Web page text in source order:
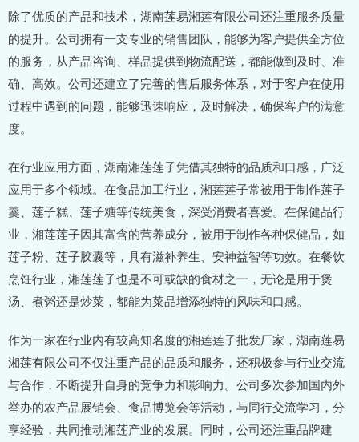
除了优质的产品和技术，湖南莲易湘莲有限公司还注重服务质量
的提升。公司拥有一支专业的销售团队，能够为客户提供全方位
的服务，从产品咨询、样品提供到物流配送，都能做到及时、准
确、高效。公司还建立了完善的售后服务体系，对于客户在使用
过程中遇到的问题，能够迅速响应，及时解决，确保客户的满意
度。
在行业应用方面，湖南湘莲莲子凭借其独特的品质和口感，广泛
应用于多个领域。在食品加工行业，湘莲莲子常被用于制作莲子
羹、莲子糕、莲子糖等传统美食，深受消费者喜爱。在保健品行
业，湘莲莲子因其富含的营养成分，被用于制作各种保健品，如
莲子粉、莲子胶囊等，具有滋补养生、安神益智等功效。在餐饮
烹饪行业，湘莲莲子也是不可或缺的食材之一，无论是用于煲
汤、煮粥还是炒菜，都能为菜品增添独特的风味和口感。
作为一家在行业内有较高知名度的湘莲莲子批发厂家，湖南莲易
湘莲有限公司不仅注重产品的品质和服务，还积极参与行业交流
与合作，不断提升自身的竞争力和影响力。公司多次参加国内外
举办的农产品展销会、食品博览会等活动，与同行交流学习，分
享经验，共同推动湘莲产业的发展。同时，公司还注重品牌建